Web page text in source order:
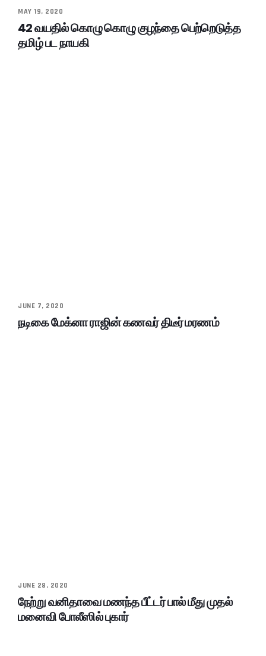
MAY 19, 2020
42 வயதில் கொழு கொழு குழந்தை பெற்றெடுத்த
தமிழ் பட நாயகி
JUNE 7, 2020
நடிகை மேக்னா ராஜின் கணவர் திடீர் மரணம்
JUNE 28, 2020
நேற்று வனிதாவை மணந்த பீட்டர் பால் மீது முதல்
மனைவி போலீஸில் புகார்